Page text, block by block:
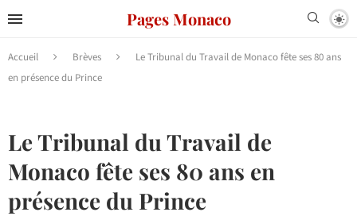
Pages Monaco
Accueil Brèves
Le Tribunal du Travail de Monaco fête ses 80 ans
en présence du Prince
Le Tribunal du Travail de
Monaco fête ses 80 ans en
présence du Prince